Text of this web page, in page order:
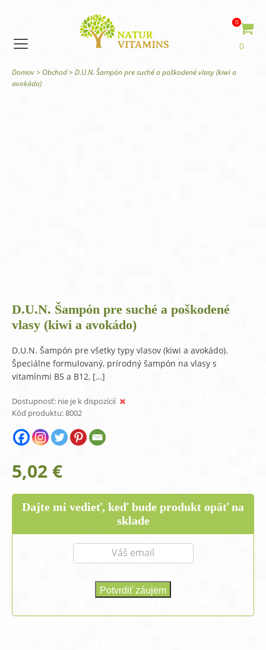
0
0
Domov> Obchod> D.U.N. Šampón pre suché a poškodené vlasy (kiwi a
avokádo)
D.U.N. Šampón pre suché a poškodené
vlasy (kiwi a avokádo)
D.U.N. Šampón pre všetky typy vlasov (kiwi a avokádo).
Špeciálne formulovaný, prírodný šampón na vlasy s
vitamínmi B5 a B12, […]
Dostupnosť: nie je k dispozícií
Kód produktu:8002
5,02 €
Dajte mi vedieť, keď bude produkt opäť na
sklade